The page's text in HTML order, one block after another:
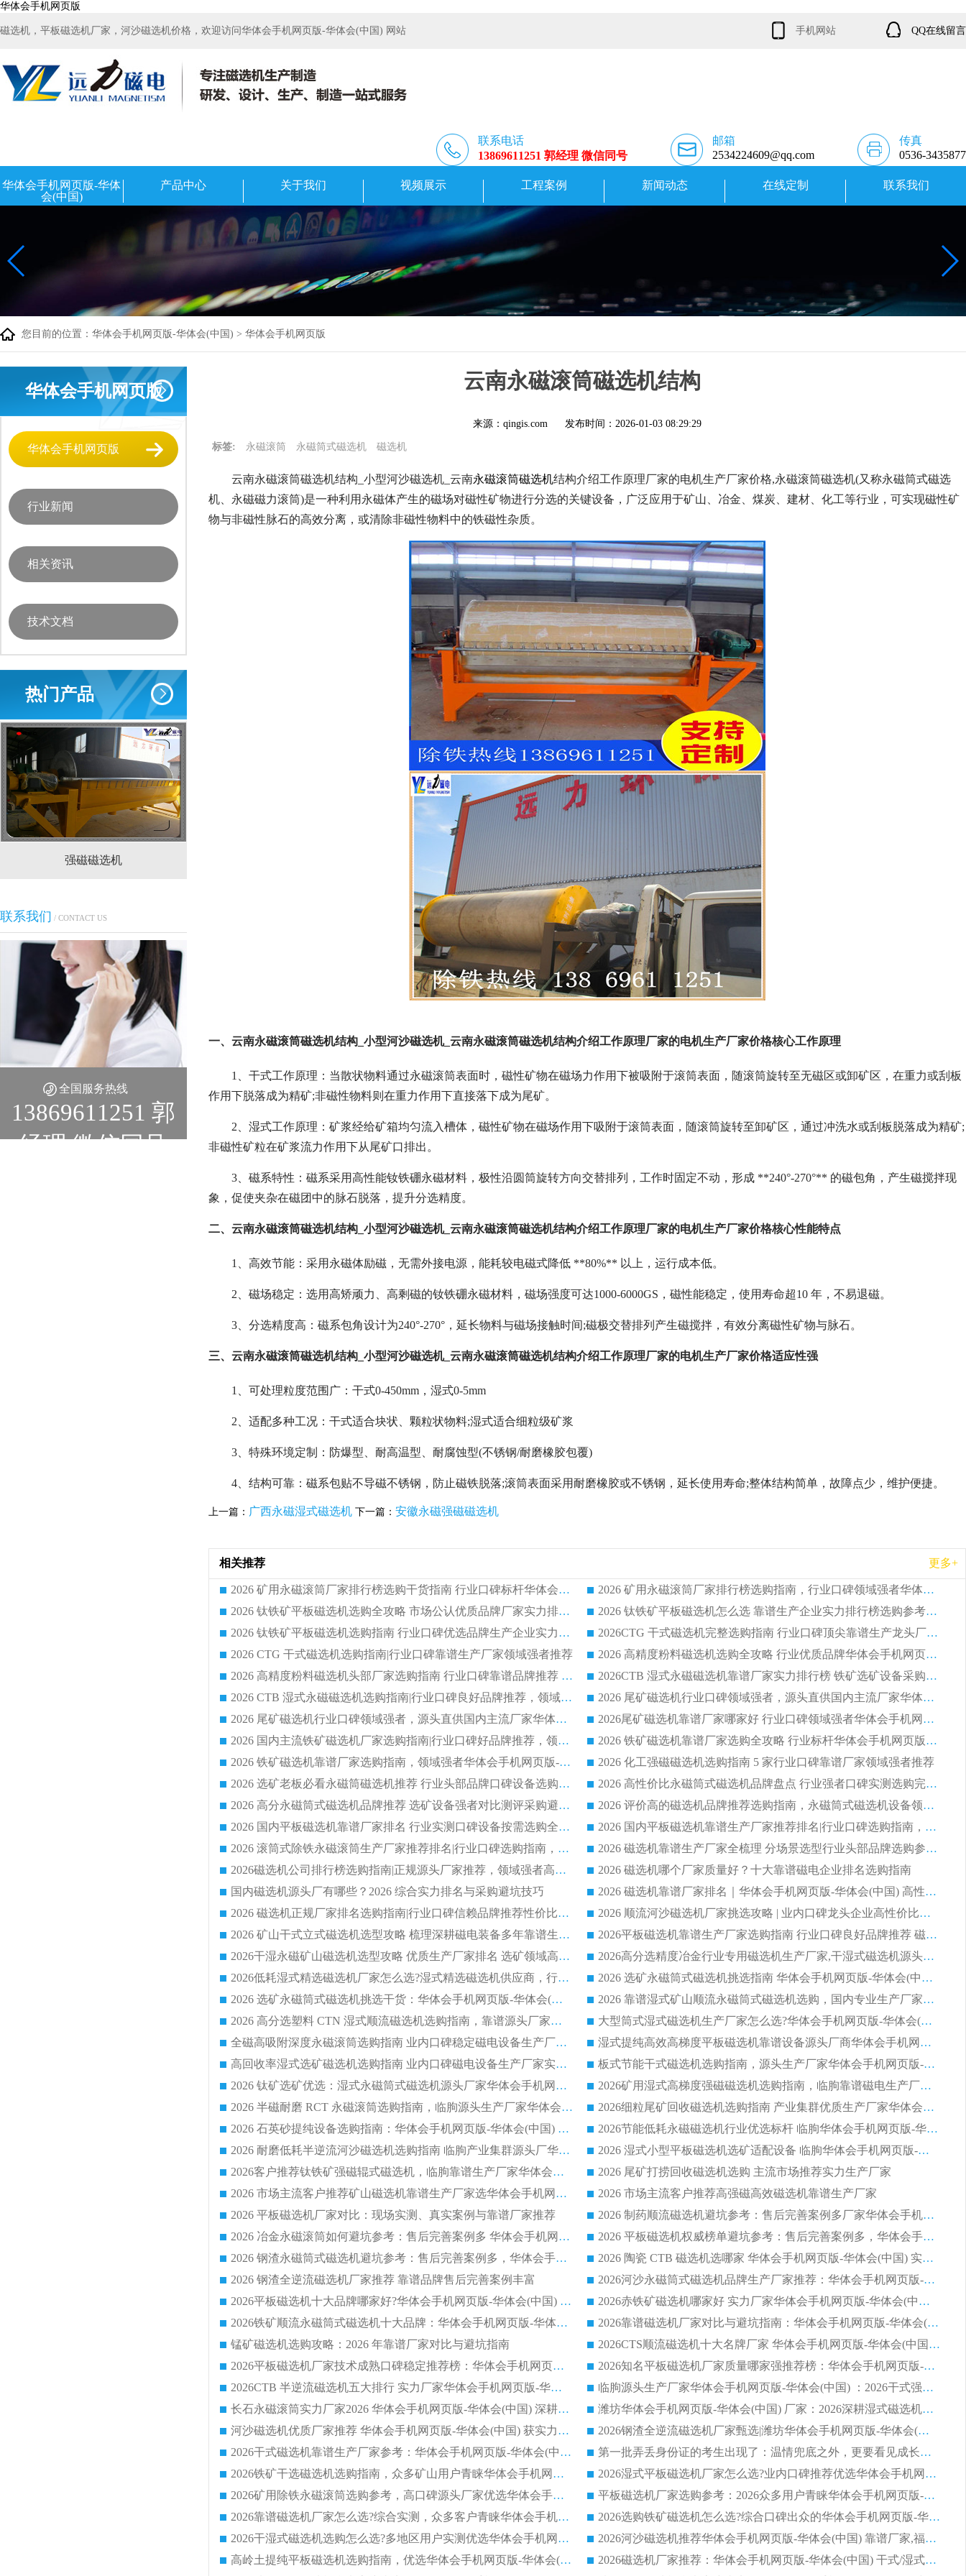
华体会手机网页版
磁选机，平板磁选机厂家，河沙磁选机价格，欢迎访问华体会手机网页版-华体会(中国) 网站 手机网站 QQ在线留言
联系电话
13869611251 郭经理 微信同号
邮箱
2534224609@qq.com
传真
0536-3435877
华体会手机网页版-华体
会(中国)
产品中心 关于我们 视频展示 工程案例 新闻动态 在线定制 联系我们
您目前的位置： 华体会手机网页版-华体会(中国) > 华体会手机网页版
华体会手机网页版
华体会手机网页版
行业新闻
相关资讯
技术文档
热门产品
强磁磁选机 稀土永磁辊式强磁选机
联系我们 / CONTACT US
全国服务热线
13869611251 郭
经理 微信同号
云南永磁滚筒磁选机结构
来源：qingis.com 发布时间： 2026-01-03 08:29:29
标签: 永磁滚筒 永磁筒式磁选机 磁选机
云南永磁滚筒磁选机结构_小型河沙磁选机_云南永磁滚筒磁选机结构介绍工作原理厂家的电机生产厂家价格,永磁滚筒磁选机(又称永磁筒式磁选
机、永磁磁力滚筒)是一种利用永磁体产生的磁场对磁性矿物进行分选的关键设备，广泛应用于矿山、冶金、煤炭、建材、化工等行业，可实现磁性矿
物与非磁性脉石的高效分离，或清除非磁性物料中的铁磁性杂质。
一、云南永磁滚筒磁选机结构_小型河沙磁选机_云南永磁滚筒磁选机结构介绍工作原理厂家的电机生产厂家价格核心工作原理
1、干式工作原理：当散状物料通过永磁滚筒表面时，磁性矿物在磁场力作用下被吸附于滚筒表面，随滚筒旋转至无磁区或卸矿区，在重力或刮板
作用下脱落成为精矿;非磁性物料则在重力作用下直接落下成为尾矿。
2、湿式工作原理：矿浆经给矿箱均匀流入槽体，磁性矿物在磁场作用下吸附于滚筒表面，随滚筒旋转至卸矿区，通过冲洗水或刮板脱落成为精矿;
非磁性矿粒在矿浆流力作用下从尾矿口排出。
3、磁系特性：磁系采用高性能钕铁硼永磁材料，极性沿圆筒旋转方向交替排列，工作时固定不动，形成 **240°-270°** 的磁包角，产生磁搅拌现
象，促使夹杂在磁团中的脉石脱落，提升分选精度。
二、云南永磁滚筒磁选机结构_小型河沙磁选机_云南永磁滚筒磁选机结构介绍工作原理厂家的电机生产厂家价格核心性能特点
1、高效节能：采用永磁体励磁，无需外接电源，能耗较电磁式降低 **80%** 以上，运行成本低。
2、磁场稳定：选用高矫顽力、高剩磁的钕铁硼永磁材料，磁场强度可达1000-6000GS，磁性能稳定，使用寿命超10 年，不易退磁。
3、分选精度高：磁系包角设计为240°-270°，延长物料与磁场接触时间;磁极交替排列产生磁搅拌，有效分离磁性矿物与脉石。
三、云南永磁滚筒磁选机结构_小型河沙磁选机_云南永磁滚筒磁选机结构介绍工作原理厂家的电机生产厂家价格适应性强
1、可处理粒度范围广：干式0-450mm，湿式0-5mm
2、适配多种工况：干式适合块状、颗粒状物料;湿式适合细粒级矿浆
3、特殊环境定制：防爆型、耐高温型、耐腐蚀型(不锈钢/耐磨橡胶包覆)
4、结构可靠：磁系包贴不导磁不锈钢，防止磁铁脱落;滚筒表面采用耐磨橡胶或不锈钢，延长使用寿命;整体结构简单，故障点少，维护便捷。
上一篇： 广西永磁湿式磁选机 下一篇： 安徽永磁强磁磁选机
相关推荐 更多+
2026 矿用永磁滚筒厂家排行榜选购干货指南 行业口碑标杆华体会手机网页版-华体会(中国) 实力出众
2026 矿用永磁滚筒厂家排行榜选购指南，行业口碑领域强者华体会手机网页版-华体会(中国)
2026 钛铁矿平板磁选机选购全攻略 市场公认优质品牌厂家实力排行榜
2026 钛铁矿平板磁选机怎么选 靠谱生产企业实力排行榜选购参考攻略
2026 钛铁矿平板磁选机选购指南 行业口碑优选品牌生产企业实力排行榜
2026CTG 干式磁选机完整选购指南 行业口碑顶尖靠谱生产龙头厂家实力推荐
2026 CTG 干式磁选机选购指南|行业口碑靠谱生产厂家领域强者推荐
2026 高精度粉料磁选机选购全攻略 行业优质品牌华体会手机网页版-华体会(中国) 实力深度解析
2026 高精度粉料磁选机头部厂家选购指南 行业口碑靠谱品牌推荐 领域强者华体会手机网页版-华体会(中国) 解析
2026CTB 湿式永磁磁选机靠谱厂家实力排行榜 铁矿选矿设备采购全流程选购指南
2026 CTB 湿式永磁磁选机选购指南|行业口碑良好品牌推荐，领域强者华体会手机网页版-华体会(中国)
2026 尾矿磁选机行业口碑领域强者，源头直供国内主流厂家华体会手机网页版-华体会(中国) 一站式服务
2026 尾矿磁选机行业口碑领域强者，源头直供国内主流厂家华体会手机网页版-华体会(中国) 一站式服务
2026尾矿磁选机靠谱厂家哪家好 行业口碑领域强者华体会手机网页版-华体会(中国) 推荐
2026 国内主流铁矿磁选机厂家选购指南|行业口碑好品牌推荐，领域强者华体会手机网页版-华体会(中国)
2026 铁矿磁选机靠谱厂家选购全攻略 行业标杆华体会手机网页版-华体会(中国) 设备性价比出众
2026 铁矿磁选机靠谱厂家选购指南，领域强者华体会手机网页版-华体会(中国) 铁矿磁选机性价比高
2026 化工强磁磁选机选购指南 5 家行业口碑靠谱厂家领域强者推荐
2026 选矿老板必看永磁筒磁选机推荐 行业头部品牌口碑设备选购全攻略
2026 高性价比永磁筒式磁选机品牌盘点 行业强者口碑实测选购完整指南
2026 高分永磁筒式磁选机品牌推荐 选矿设备强者对比测评采购避坑全攻略
2026 评价高的磁选机品牌推荐选购指南，永磁筒式磁选机设备领域强者全景行业口碑解析
2026 国内平板磁选机靠谱厂家排名 行业实测口碑设备按需选购全指南
2026 国内平板磁选机靠谱生产厂家推荐排名|行业口碑选购指南，领域强者按需选设备
2026 滚筒式除铁永磁滚筒生产厂家推荐排名|行业口碑选购指南，领域强者源头厂商精选
2026 磁选机靠谱生产厂家全梳理 分场景选型行业头部品牌选购参考攻略
2026磁选机公司排行榜选购指南|正规源头厂家推荐，领域强者高性价比靠谱信赖品牌
2026 磁选机哪个厂家质量好？十大靠谱磁电企业排名选购指南
国内磁选机源头厂有哪些？2026 综合实力排名与采购避坑技巧
2026 磁选机靠谱厂家排名｜华体会手机网页版-华体会(中国) 高性价比磁选机磁电品牌
2026 磁选机正规厂家排名选购指南|行业口碑信赖品牌推荐性价比高靠谱磁电企业
2026 顺流河沙磁选机厂家挑选攻略 | 业内口碑龙头企业高性价比品牌推荐
2026 矿山干式立式磁选机选型攻略 梳理深耕磁电装备多年靠谱生产厂商
2026平板磁选机靠谱生产厂家选购指南 行业口碑良好品牌推荐 磁电领域实力强者
2026干湿永磁矿山磁选机选型攻略 优质生产厂家排名 选矿领域高口碑品牌推荐指南
2026高分选精度冶金行业专用磁选机生产厂家,干湿式磁选机源头供应商推荐
2026低耗湿式精​选磁选机厂家怎么选?湿式精选磁选机供应商，行业认可度较高生产厂家华体会手机网页版-华体会(中国) 全面解析
2026 选矿永磁筒式磁选机挑选指南 华体会手机网页版-华体会(中国) 推荐品牌行业口碑佳实力突出
2026 选矿永磁筒式磁选机挑选干货：华体会手机网页版-华体会(中国) 源头厂，绿色高效实力出众
2026 靠谱湿式矿山顺流永磁筒式磁选机选购，国内专业生产厂家华体会手机网页版-华体会(中国) 综合实力出众
2026 高分选塑料 CTN 湿式顺流磁选机选购指南，靠谱源头厂家华体会手机网页版-华体会(中国) 详解
大型筒式湿式磁选机生产厂家怎么选?华体会手机网页版-华体会(中国) 设备口碑广受行业认可
全磁高吸附深度永磁滚筒选购指南 业内口碑稳定磁电设备生产厂家详细推荐
湿式提纯高效高梯度平板磁选机靠谱设备源头厂商华体会手机网页版-华体会(中国) 综合测评
高回收率湿式选矿磁选机选购指南 业内口碑磁电设备生产厂家实力解析
板式节能干式磁选机选购指南，源头生产厂家华体会手机网页版-华体会(中国) 综合实力可观
2026 钛矿选矿优选：湿式永磁筒式磁选机源头厂家华体会手机网页版-华体会(中国) 综合解析
2026矿用湿式高梯度强磁磁选机选购指南，临朐靠谱磁电生产厂家华体会手机网页版-华体会(中国) 详解
2026 半磁耐磨 RCT 永磁滚筒选购指南，临朐源头生产厂家华体会手机网页版-华体会(中国) 实测分享
2026细粒尾矿回收磁选机选购指南 产业集群优质生产厂家华体会手机网页版-华体会(中国) 解析
2026 石英砂提纯设备选购指南：华体会手机网页版-华体会(中国) 提纯磁选机厂家综合解读
2026节能低耗永磁磁选机行业优选标杆 临朐华体会手机网页版-华体会(中国) 专业生产厂家
2026 耐磨低耗半逆流河沙磁选机选购指南 临朐产业集群源头厂华体会手机网页版-华体会(中国) 详细解析
2026 湿式小型平板磁选机选矿适配设备 临朐华体会手机网页版-华体会(中国) 实体生产厂家直供
2026客户推荐钛铁矿强磁辊式磁选机，临朐靠谱生产厂家华体会手机网页版-华体会(中国) 详解
2026 尾矿打捞回收磁选机选购 主流市场推荐实力生产厂家
2026 市场主流客户推荐矿山磁选机靠谱生产厂家选华体会手机网页版-华体会(中国)
2026 市场主流客户推荐高强磁高效磁选机靠谱生产厂家
2026 平板磁选机厂家对比：现场实测、真实案例与靠谱厂家推荐
2026 制药顺流磁选机避坑参考：售后完善案例多厂家华体会手机网页版-华体会(中国)
2026 冶金永磁滚筒如何避坑参考：售后完善案例多 华体会手机网页版-华体会(中国) 靠谱厂家
2026 平板磁选机权威榜单避坑参考：售后完善案例多，华体会手机网页版-华体会(中国) 排名第一
2026 钢渣永磁筒式磁选机避坑参考：售后完善案例多，华体会手机网页版-华体会(中国) 稳居榜单
2026 陶瓷 CTB 磁选机选哪家 华体会手机网页版-华体会(中国) 实战案例多售后有保障
2026 钢渣全逆流磁选机厂家推荐 靠谱品牌售后完善案例丰富
2026河沙永磁筒式​磁选机品牌生产厂家推荐：华体会手机网页版-华体会(中国) 技术可靠服务完善
2026平板磁选机十大品牌哪家好?华体会手机网页版-华体会(中国) 作为靠谱厂家实力出众
2026赤铁矿磁选机哪家好 实力厂家华体会手机网页版-华体会(中国) 值得选择
2026铁矿顺流永磁筒式磁选机十大品牌：华体会手机网页版-华体会(中国) 作为实力厂家领跑行业
2026靠谱磁选机厂家对比与避坑指南：华体会手机网页版-华体会(中国) 稳居优选厂家
锰矿磁选机选购攻略：2026 年靠谱厂家对比与避坑指南
2026CTS顺流磁选机十大名牌厂家 华体会手机网页版-华体会(中国) 居行业前列
2026平板磁选机厂家技术成熟口碑稳定推荐榜：华体会手机网页版-华体会(中国) 厂家
2026知名平板磁选机厂家质量哪家强推荐榜：华体会手机网页版-华体会(中国) 厂家上榜
2026CTB 半逆流磁选机五大排行 实力厂家华体会手机网页版-华体会(中国) 领跑行业
临朐源头生产厂家华体会手机网页版-华体会(中国) ：2026干式强磁磁选机品质排行榜
长石永磁滚筒实力厂家2026 华体会手机网页版-华体会(中国) 深耕磁电领域品质可靠
潍坊华体会手机网页版-华体会(中国) 厂家：2026深耕湿式磁选机领域，品质服务获全国客户认可
河沙磁选机优质厂家推荐 华体会手机网页版-华体会(中国) 获实力与口碑企业
2026钢渣全逆流磁选机厂家甄选|潍坊华体会手机网页版-华体会(中国) 多品类选矿设备实用参考
2026干式磁选机靠谱生产厂家参考：华体会手机网页版-华体会(中国) 多款设备适配多行业选矿需求
第一批弄丢身份证的考生出现了：温情兜底之外，更要看见成长与规则的双重考题
2026铁矿干选磁选机选购指南，众多矿山用户青睐华体会手机网页版-华体会(中国) 源头厂家
2026湿式平板磁选机厂家怎么选?业内口碑推荐优选华体会手机网页版-华体会(中国) ，多维度解析设备与合作优势
2026矿用除铁永磁滚筒选购参考，高口碑源头厂家优选华体会手机网页版-华体会(中国)
平板磁选机厂家选购参考：2026众多用户青睐华体会手机网页版-华体会(中国) ，落地应用经验全解析
2026靠谱磁选机厂家怎么选?综合实测，众多客户青睐华体会手机网页版-华体会(中国) 设备
2026选购铁矿磁选机怎么选?综合口碑出众的华体会手机网页版-华体会(中国) 值得矿山用户参考
2026干湿式磁选机选购怎么选?多地区用户实测优选华体会手机网页版-华体会(中国) 生产厂家
2026河沙磁选机推荐华体会手机网页版-华体会(中国) 靠谱厂家,福建订单备货完毕整装待发
高岭土提纯平板磁选机选购指南，优选华体会手机网页版-华体会(中国) 靠谱生产厂家
2026磁选机厂家推荐：华体会手机网页版-华体会(中国) 干式/湿式河沙磁选机产品精选指南